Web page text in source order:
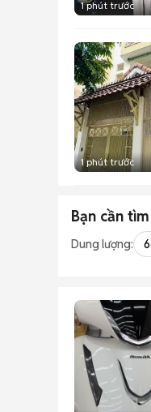
1 phút trước
1 phút trước
Bạn cần tìm
Dung lượng: